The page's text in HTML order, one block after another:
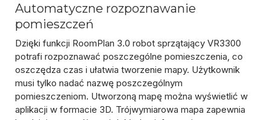
Automatyczne rozpoznawanie
pomieszczeń
Dzięki funkcji RoomPlan 3.0 robot sprzątający VR3300
potrafi rozpoznawać poszczególne pomieszczenia , co
oszczędza czas i ułatwia tworzenie mapy. Użytkownik
musi tylko nadać nazwę poszczególnym
pomieszczeniom. Utworzoną mapę można wyświetlić w
aplikacji w formacie 3D. Trójwymiarowa mapa zapewnia